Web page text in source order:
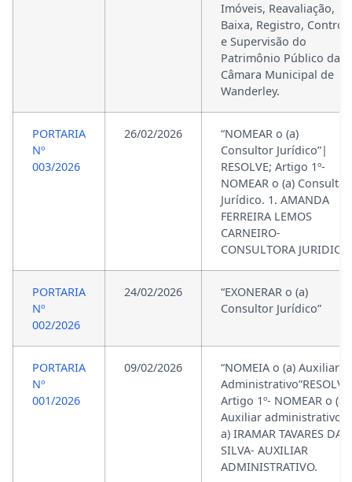
Imóveis, Reavaliação,
Baixa, Registro,
e Supervisão do
Patrimônio Público da
Câmara Municipal de
Wanderley.
PORTARIA
Nº
003/2026
26/02/2026
“NOMEAR o (a)
Consultor Jurídico”|
RESOLVE; Artigo 1º-
NOMEAR o (a) Consultar
Jurídico. 1. AMANDA
FERREIRA LEMOS
CARNEIRO-
CONSULTORA JURIDICO.
PORTARIA
Nº
002/2026
24/02/2026
“EXONERAR o (a)
Consultor Jurídico”
PORTARIA
Nº
001/2026
09/02/2026
“NOMEIA o (a) Auxiliar
Artigo 1º- NOMEAR o (a)
Auxiliar administrativo.
a) IRAMAR TAVARES DA
SILVA- AUXILIAR
ADMINISTRATIVO.